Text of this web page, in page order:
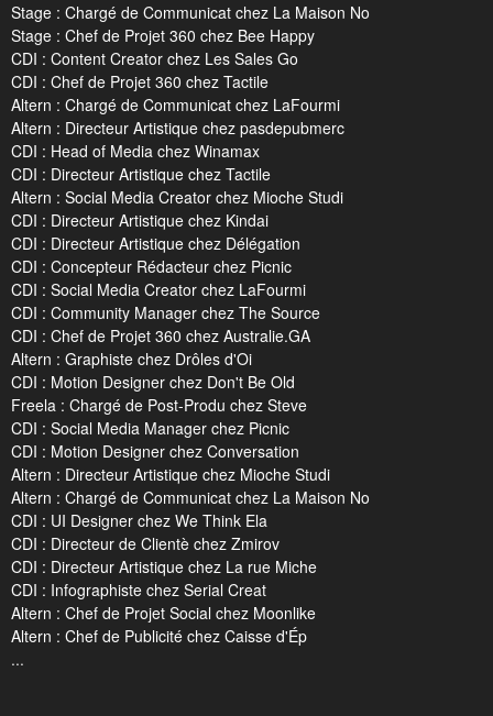
Stage : Chargé de Communicat chez La Maison No
Stage : Chef de Projet 360 chez Bee Happy
CDI : Content Creator chez Les Sales Go
CDI : Chef de Projet 360 chez Tactile
Altern : Chargé de Communicat chez LaFourmi
Altern : Directeur Artistique chez pasdepubmerc
CDI : Head of Media chez Winamax
CDI : Directeur Artistique chez Tactile
Altern : Social Media Creator chez Mioche Studi
CDI : Directeur Artistique chez Kindai
CDI : Directeur Artistique chez Délégation
CDI : Concepteur Rédacteur chez Picnic
CDI : Social Media Creator chez LaFourmi
CDI : Community Manager chez The Source
CDI : Chef de Projet 360 chez Australie.GA
Altern : Graphiste chez Drôles d'Oi
CDI : Motion Designer chez Don't Be Old
Freela : Chargé de Post-Produ chez Steve
CDI : Social Media Manager chez Picnic
CDI : Motion Designer chez Conversation
Altern : Directeur Artistique chez Mioche Studi
Altern : Chargé de Communicat chez La Maison No
CDI : UI Designer chez We Think Ela
CDI : Directeur de Clientè chez Zmirov
CDI : Directeur Artistique chez La rue Miche
CDI : Infographiste chez Serial Creat
Altern : Chef de Projet Social chez Moonlike
Altern : Chef de Publicité chez Caisse d'Ép
...